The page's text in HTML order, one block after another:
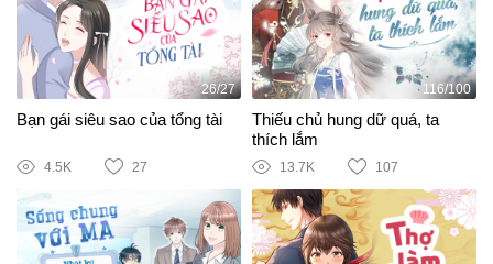
26/27
Bạn gái siêu sao của tổng tài
4.5K 27
116/100
Thiếu chủ hung dữ quá, ta
thích lắm
13.7K 107